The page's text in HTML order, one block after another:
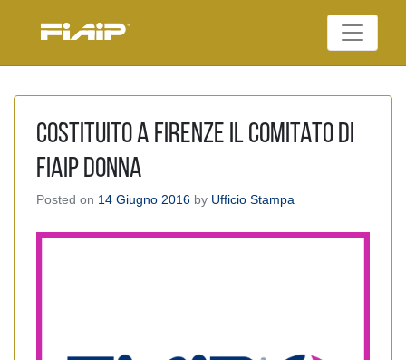
Federazione Italiana
Costituito a Firenze il Comitato di
FIAIP Donna
Posted on 14 Giugno 2016 by Ufficio Stampa